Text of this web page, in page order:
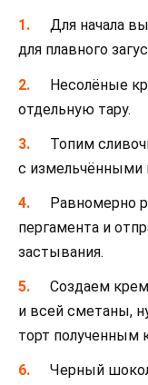
Для начала
для плавного
Несолёные
отдельную тару.
Топим
с измельчёнными
Равномерно
пергамента и
застывания.
Создаем
и всей сметаны,
торт полученным
Черный